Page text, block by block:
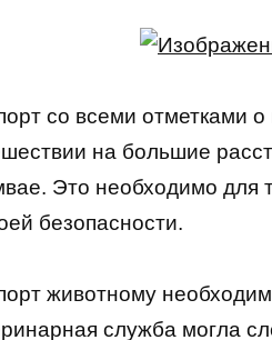
со всеми отметками о
на большие
Это необходимо для
безопасности.
животному
служба могла